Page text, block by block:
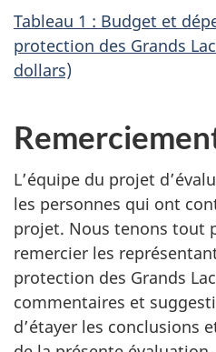
Tableau 1 : Budget et
protection des Grands
dollars)
L’équipe du projet
les personnes qui ont
projet. Nous tenons tout
remercier les
protection des Grands
commentaires et
d’étayer les conclusions